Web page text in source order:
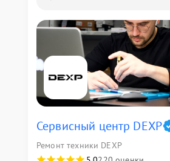
Сервисный центр DEXP
Ремонт техники DEXP